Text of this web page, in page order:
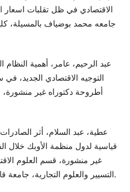
الاقتصادي في ظل تقلبات اسعار
جامعه محمد بوضياف بالمسيلة،
عبد الرحيم، عامر، أهمية النظام
التوجيه الاقتصادي الجديد،
أطروحة دكتوراه غير
عطية، عبد السلام، أثر
غير منشورة، قسم العلوم
التسيير والعلوم التجارية، جامعة قاصدي مرباح، ورقلة- الجزائر-، 2016.